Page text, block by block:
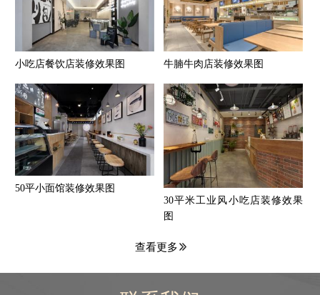
小吃店餐饮店装修效果图 牛腩牛肉店装修效果图
50平小面馆装修效果图
30平米工业风小吃店装修效果
图
查看更多